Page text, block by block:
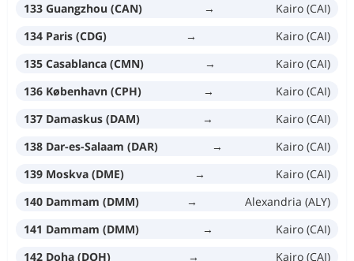
133 Guangzhou (CAN)
→
Kairo (CAI)
134 Paris (CDG)
→
Kairo (CAI)
135 Casablanca (CMN)
→
Kairo (CAI)
136 København (CPH)
→
Kairo (CAI)
137 Damaskus (DAM)
→
Kairo (CAI)
138 Dar-es-Salaam (DAR)
→
Kairo (CAI)
139 Moskva (DME)
→
Kairo (CAI)
140 Dammam (DMM)
→
Alexandria (ALY)
141 Dammam (DMM)
→
Kairo (CAI)
142 Doha (DOH)
→
Kairo (CAI)